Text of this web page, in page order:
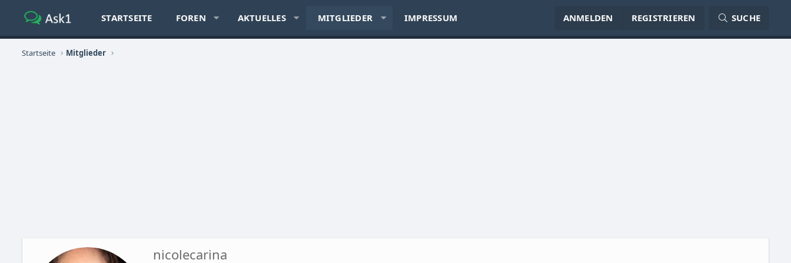
STARTSEITE FOREN AKTUELLES MITGLIEDER IMPRESSUM ANMELDEN REGISTRIEREN SUCHE
Startseite Mitglieder
nicolecarina